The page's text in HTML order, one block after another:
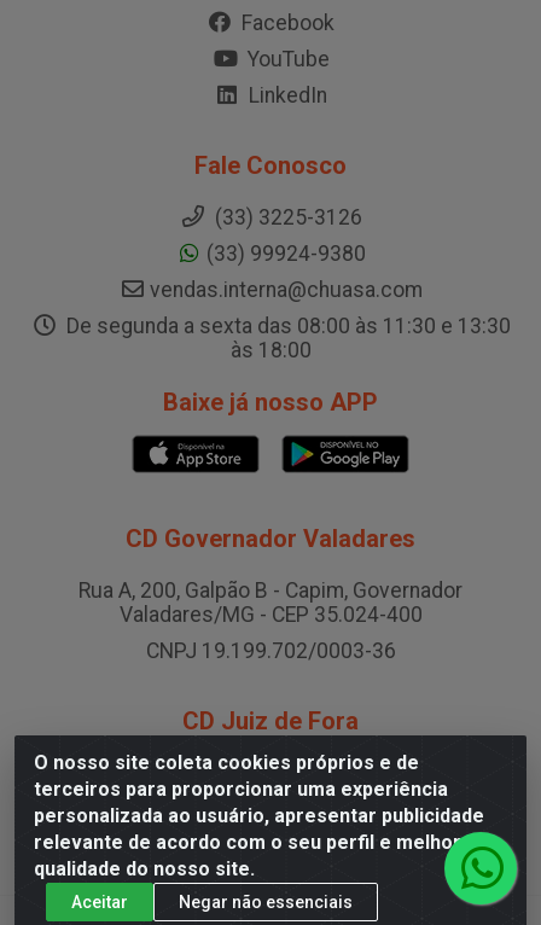
O nosso site coleta cookies próprios e de
terceiros para proporcionar uma experiência
personalizada ao usuário, apresentar publicidade
relevante de acordo com o seu perfil e melhorar a
qualidade do nosso site.
Aceitar Negar não essenciais
Facebook
YouTube
LinkedIn
Fale Conosco
(33) 3225-3126
(33) 99924-9380
vendas.interna@chuasa.com
De segunda a sexta das 08:00 às 11:30 e 13:30
às 18:00
Baixe já nosso APP
CD Governador Valadares
Rua A, 200, Galpão B - Capim, Governador
Valadares/MG - CEP 35.024-400
CNPJ 19.199.702/0003-36
CD Juiz de Fora
Rodovia BR-040 , Nº 0, Área B2 Condominio Brasil LOG
- São Pedro, Juiz de Fora/MG
CNPJ 19.199.702/0005-06